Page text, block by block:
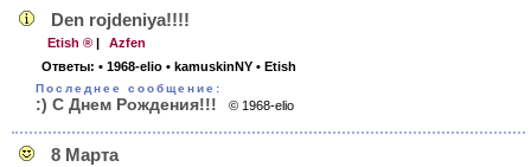
Den rojdeniya!!!!
Etish ® |
Azfen
Ответы: • 1968-elio • kamuskinNY • Etish
Последнее сообщение:
:) С Днем Рождения!!! © 1968-elio
8 Марта